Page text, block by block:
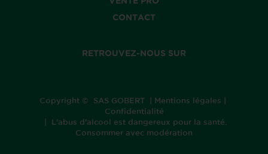
CONTACT
RETROUVEZ-NOUS SUR
Copyright © SAS GOBERT | Mentions légales
Confidentialité
| L'abus d'alcool est dangereux pour la santé.
Consommer avec modération